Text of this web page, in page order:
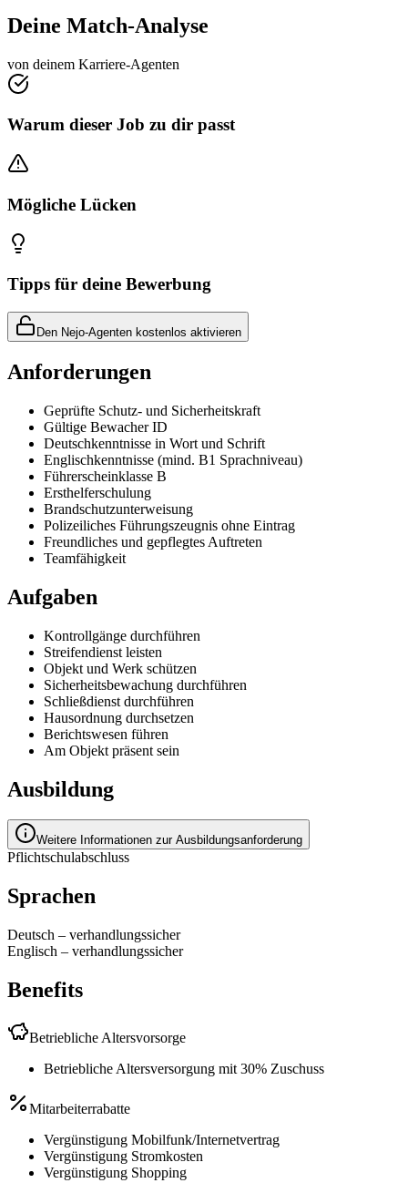
Deine Match-Analyse
von deinem Karriere-Agenten
Warum dieser Job zu dir passt
Mögliche Lücken
Tipps für deine Bewerbung
Den Nejo-Agenten kostenlos aktivieren
Anforderungen
Geprüfte Schutz- und Sicherheitskraft
Gültige Bewacher ID
Deutschkenntnisse in Wort und Schrift
Englischkenntnisse (mind. B1 Sprachniveau)
Führerscheinklasse B
Ersthelferschulung
Brandschutzunterweisung
Polizeiliches Führungszeugnis ohne Eintrag
Freundliches und gepflegtes Auftreten
Teamfähigkeit
Aufgaben
Kontrollgänge durchführen
Streifendienst leisten
Objekt und Werk schützen
Sicherheitsbewachung durchführen
Schließdienst durchführen
Hausordnung durchsetzen
Berichtswesen führen
Am Objekt präsent sein
Ausbildung
Weitere Informationen zur Ausbildungsanforderung
Pflichtschulabschluss
Sprachen
Deutsch – verhandlungssicher
Englisch – verhandlungssicher
Benefits
Betriebliche Altersvorsorge
Betriebliche Altersversorgung mit 30% Zuschuss
Mitarbeiterrabatte
Vergünstigung Mobilfunk/Internetvertrag
Vergünstigung Stromkosten
Vergünstigung Shopping